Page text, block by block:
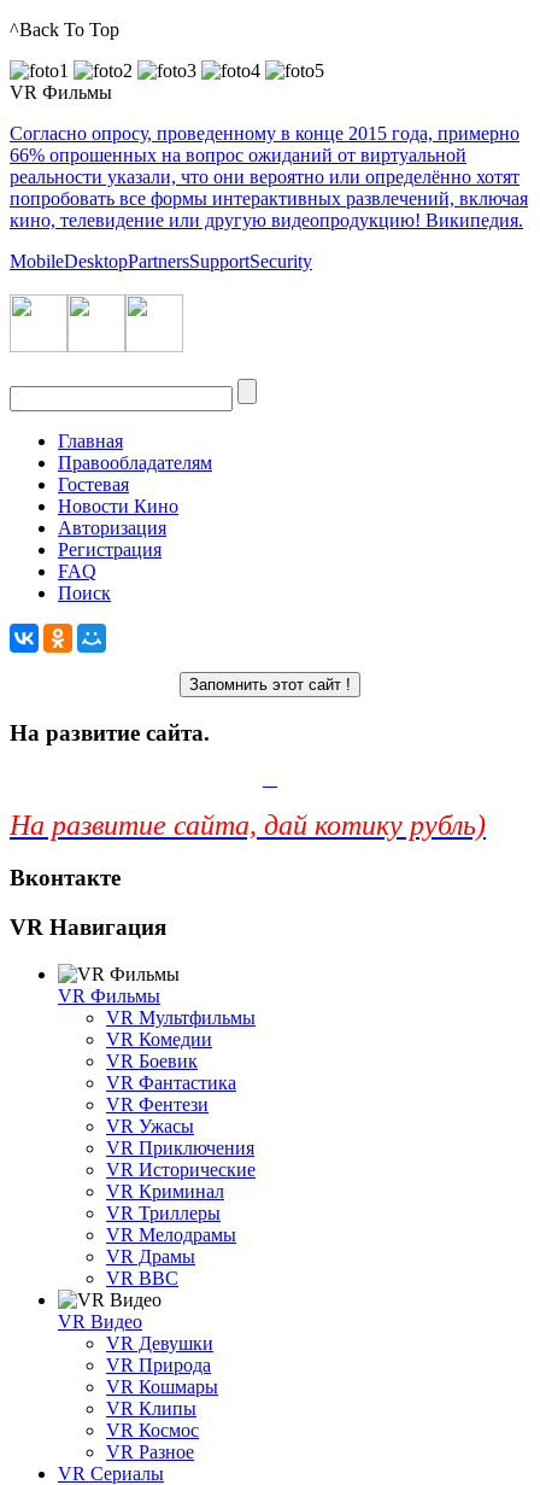
^Back To Top
VR Фильмы
Согласно опросу, проведенному в конце 2015 года, примерно
66% опрошенных на вопрос ожиданий от виртуальной
реальности указали, что они вероятно или определённо хотят
попробовать все формы интерактивных развлечений, включая
кино, телевидение или другую видеопродукцию! Википедия.
MobileDesktopPartnersSupportSecurity
Главная
Правообладателям
Гостевая
Новости Кино
Авторизация
Регистрация
FAQ
Поиск
На развитие сайта.
На развитие сайта, дай котику рубль)
Вконтакте
VR Навигация
VR Фильмы
VR Мультфильмы
VR Комедии
VR Боевик
VR Фантастика
VR Фентези
VR Ужасы
VR Приключения
VR Исторические
VR Криминал
VR Триллеры
VR Мелодрамы
VR Драмы
VR BBC
VR Видео
VR Девушки
VR Природа
VR Кошмары
VR Клипы
VR Космос
VR Разное
VR Сериалы